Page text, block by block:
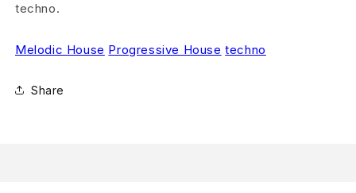
techno.
Melodic House Progressive House techno
Share